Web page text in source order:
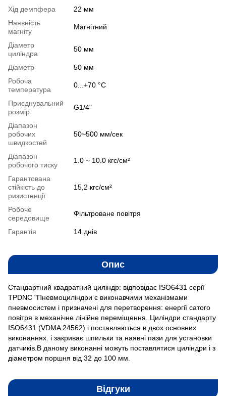
Хід демпфера
22 мм
Наявність
магніту
Магнітний
Діаметр
циліндра
50 мм
Діаметр
50 мм
Робоча
температура
0...+70 °С
Приєднувальний
розмір
G1/4"
Діапазон
робочих
швидкостей
50~500 мм/сек
Діапазон
робочого тиску
1.0 ~ 10.0 кгс/см²
Гарантована
стійкість до
ризистенції
15,2 кгс/см²
Робоче
середовище
Фільтроване повітря
Гарантія 14 днів
Опис
Стандартний квадратний циліндр: відповідає ISO6431 серії
TPDNC "Пневмоциліндри є виконавчими механізмами
пневмосистем і призначені для перетворення: енергії сатого
повітря в механічне лінійне переміщення. Циліндри стандарту
ISO6431 (VDMA 24562) і поставляються в двох основних
виконаннях. і закриває шпильки та наявні пази для установки
датчиків.В даному виконанні можуть поставлятися циліндри і з
діаметром поршня від 32 до 100 мм.
Відгуки